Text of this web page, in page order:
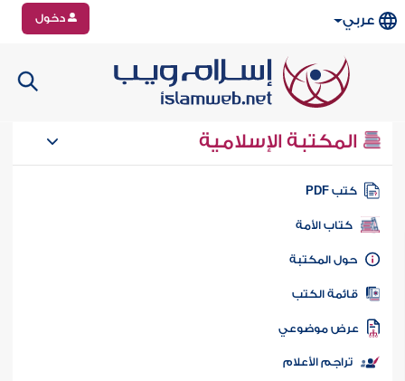
عربي دخول
المكتبة الإسلامية
كتب PDF
كتاب الأمة
المكتبة
الكتب
موضوعي